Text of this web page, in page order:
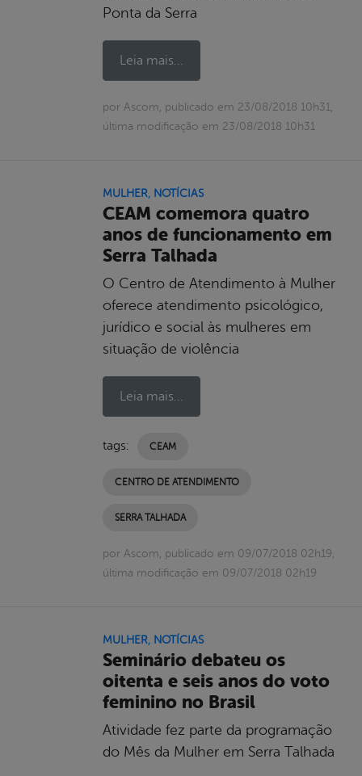
Ponta da Serra
Leia mais...
por Ascom, publicado em 23/08/2018 10h31,
última modificação em 23/08/2018 10h31
MULHER, NOTÍCIAS
CEAM comemora quatro
anos de funcionamento em
Serra Talhada
O Centro de Atendimento à Mulher
oferece atendimento psicológico,
jurídico e social às mulheres em
situação de violência
Leia mais...
tags: CEAM
CENTRO DE ATENDIMENTO
SERRA TALHADA
por Ascom, publicado em 09/07/2018 02h19,
última modificação em 09/07/2018 02h19
MULHER, NOTÍCIAS
Seminário debateu os
oitenta e seis anos do voto
feminino no Brasil
Atividade fez parte da programação
do Mês da Mulher em Serra Talhada